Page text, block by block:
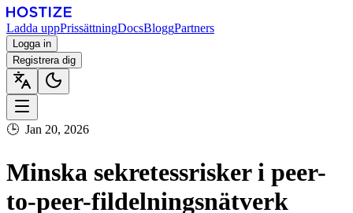
Ladda uppPrissättningDocsBloggPartners
Logga in
Registrera dig
🕒 Jan 20, 2026
Minska sekretessrisker i peer-
to-peer-fildelningsnätverk